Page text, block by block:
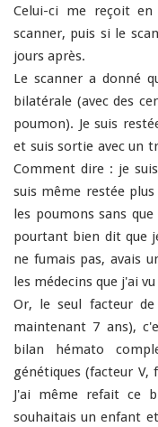
Celui-ci me reçoit
scanner, puis si le
jours après.
Le scanner a donné
bilatérale (avec des
poumon). Je suis
et suis sortie avec un
Comment dire : je
suis même restée
les poumons sans
pourtant bien dit que
ne fumais pas, avais
les médecins que j'ai
Or, le seul facteur
maintenant 7 ans),
bilan hémato
génétiques (facteur
J'ai même refait ce
souhaitais un enfant